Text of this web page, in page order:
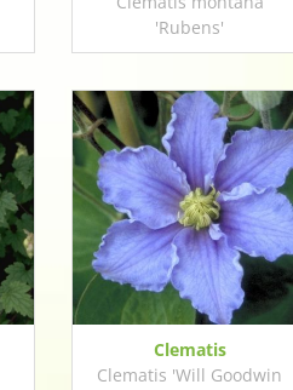
'Rubens'
Clematis
Clematis 'Will Goodwin